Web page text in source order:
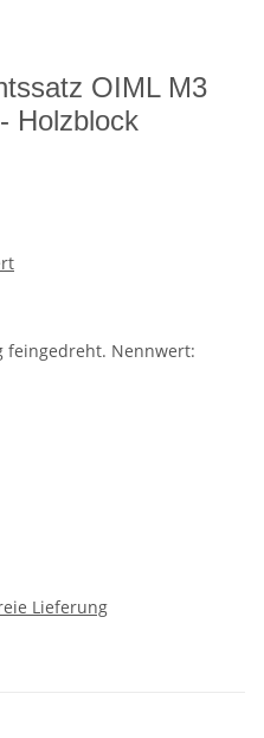
OIML M3
Holzblock
feingedreht. Nennwert:
Lieferung